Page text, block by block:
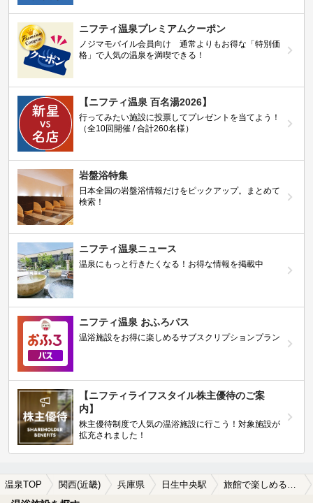
ニフティ温泉プレミアムクーポン
ノジマモバイル会員向け 通常よりもお得な「特別価
格」で人気の温泉を満喫できる！
【ニフティ温泉 百名湯2026】
行ってみたい施設に投票してプレゼントを当てよう！
（全10回開催 / 合計260名様）
岩盤浴特集
日本全国の岩盤浴情報だけをピックアップ。まとめて
検索！
ニフティ温泉ニュース
温泉にもっと行きたくなる！お得な情報を掲載中
ニフティ温泉 おふろパス
温浴施設をお得に楽しめるサブスクリプションプラン
【ニフティライフスタイル株主優待のご案
内】
株主優待制度で人気の温浴施設に行こう！対象施設が
拡充されました！
温泉TOP 関西(近畿) 兵庫県 日生中央駅 旅館で楽しめる日生中央駅近くの温泉、日帰り温泉、スーパー銭湯おすすめ